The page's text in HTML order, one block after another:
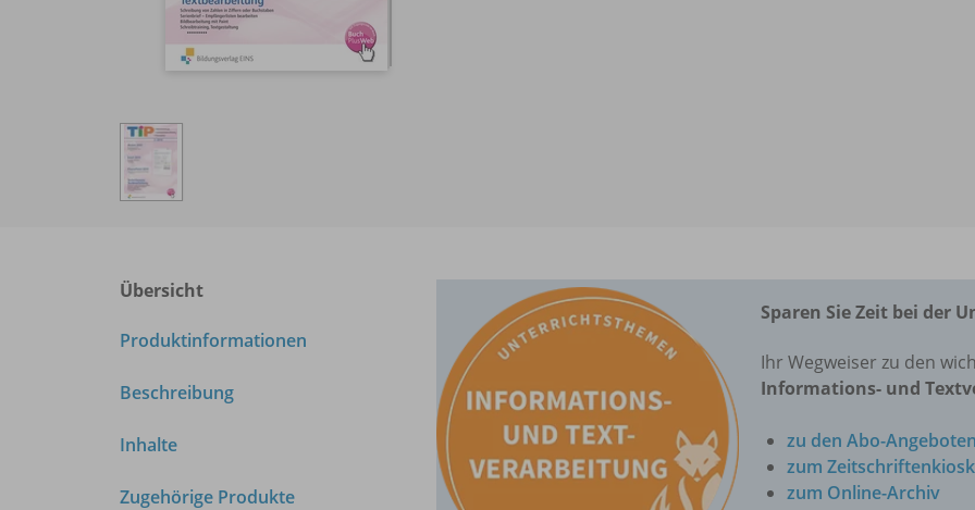
Übersicht
Produktinformationen
Beschreibung
Inhalte
Zugehörige Produkte
Sparen Sie Zeit bei der
Ihr Wegweiser zu den
Informations- und
zu den Abo-Angeboten
zum Zeitschriftenkiosk
zum Online-Archiv